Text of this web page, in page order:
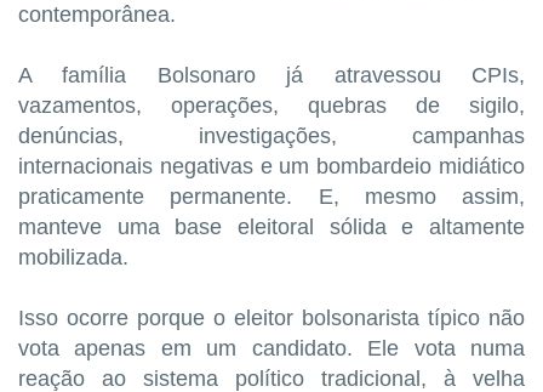
contemporânea.
A família Bolsonaro já atravessou CPIs,
vazamentos, operações, quebras de sigilo,
denúncias, investigações, campanhas
internacionais negativas e um bombardeio midiático
praticamente permanente. E, mesmo assim,
manteve uma base eleitoral sólida e altamente
mobilizada.
Isso ocorre porque o eleitor bolsonarista típico não
vota apenas em um candidato. Ele vota numa
reação ao sistema político tradicional, à velha